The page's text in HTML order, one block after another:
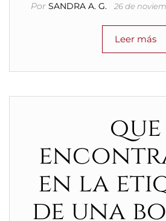
Por SANDRA A. G. 26 de
Leer más
que
en la
de una